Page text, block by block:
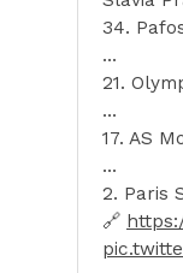
34.
…
21.
…
17. AS
…
2. Paris
🔗